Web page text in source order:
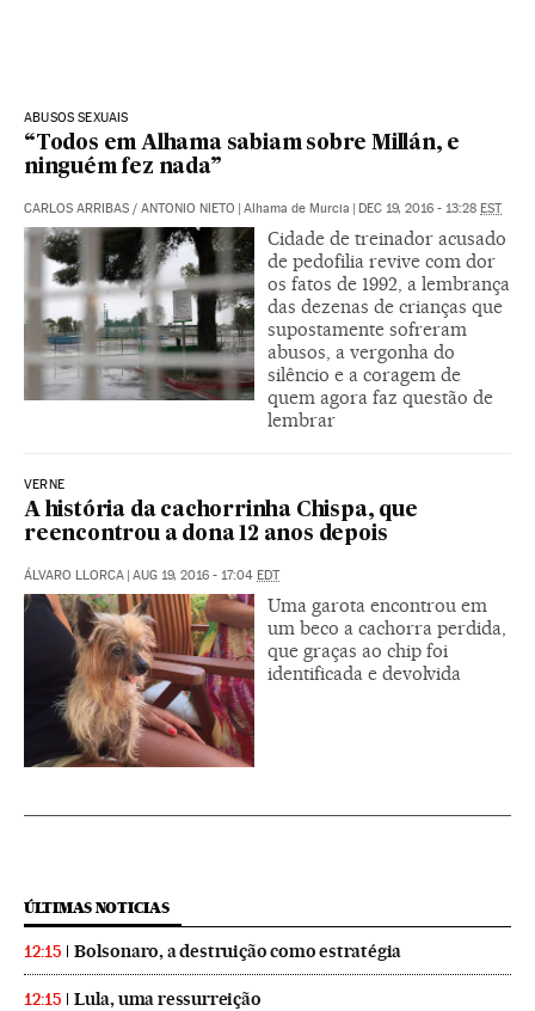
ABUSOS SEXUAIS
“Todos em Alhama sabiam sobre Millán, e
ninguém fez nada”
CARLOS ARRIBAS / ANTONIO NIETO | Alhama de Murcia | DEC 19, 2016 - 13:28 EST
Cidade de treinador acusado
de pedofilia revive com dor
os fatos de 1992, a lembrança
das dezenas de crianças que
supostamente sofreram
abusos, a vergonha do
silêncio e a coragem de
quem agora faz questão de
lembrar
VERNE
A história da cachorrinha Chispa, que
reencontrou a dona 12 anos depois
ÁLVARO LLORCA | AUG 19, 2016 - 17:04 EDT
Uma garota encontrou em
um beco a cachorra perdida,
que graças ao chip foi
identificada e devolvida
ÚLTIMAS NOTICIAS
12:15 Bolsonaro, a destruição como estratégia
12:15 Lula, uma ressurreição